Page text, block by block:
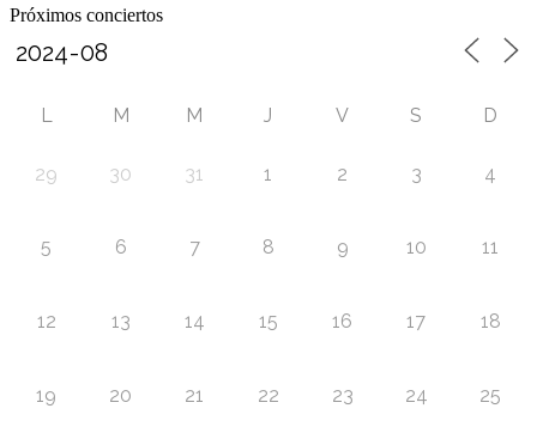
Próximos conciertos
L M M J V S D
29 30 31 1 2 3 4
5 6 7 8 9 10 11
12 13 14 15 16 17 18
19 20 21 22 23 24 25